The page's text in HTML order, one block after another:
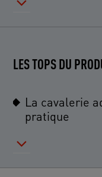
LES TOPS DU
La cavalerie
pratique